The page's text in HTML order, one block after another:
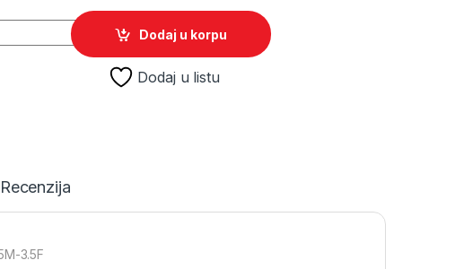
6.35mm muški na 3.5mm ženski, GEMBIRD A-6.35M-3.5F quantity
Dodaj u korpu
Dodaj u listu
Recenzija
3.5F